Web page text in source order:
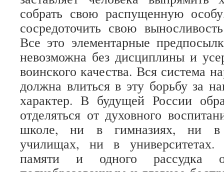
собрать свою распущенную
сосредоточить свою
Все это элементарные
невозможна без дисциплины и
воинского качества. Вся система
должна влиться в эту борьбу за
характер. В будущей России
отделяться от духовного
школе, ни в гимназиях, ни в
училищах, ни в университетах.
памяти и одного рассудка